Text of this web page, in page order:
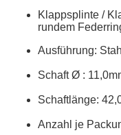
Klappsplinte /
rundem
Ausführung:
SchaftØ :
Schaftlänge:
Anzahl je